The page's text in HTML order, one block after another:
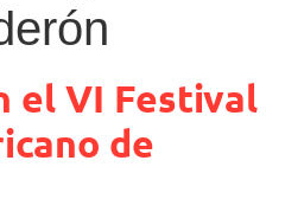
el VI Festival
de